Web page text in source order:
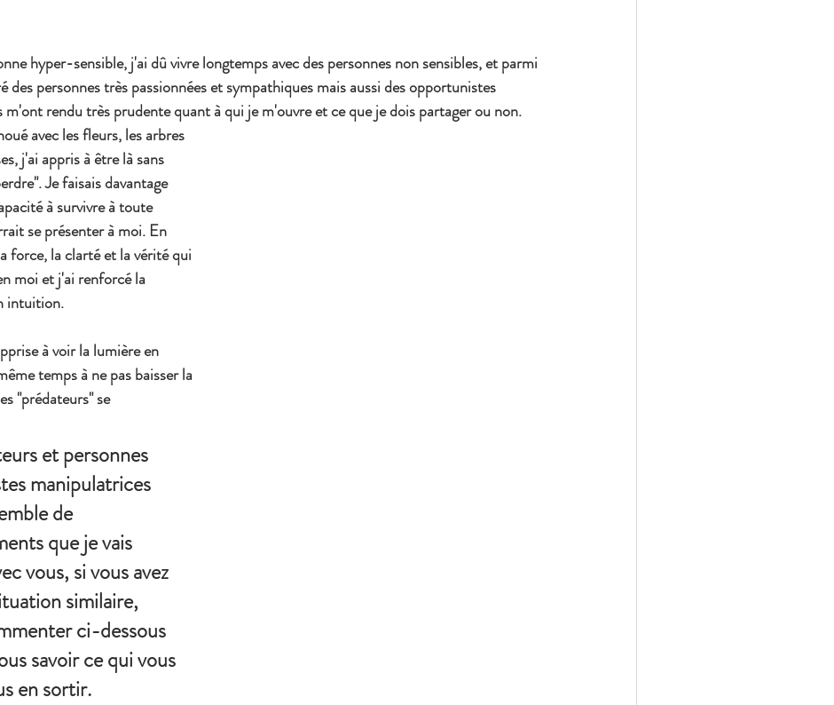
hyper-sensible, j'ai dû vivre longtemps avec des personnes non sensibles, et parmi
des personnes très passionnées et sympathiques mais aussi des opportunistes
m'ont rendu très prudente quant à qui je m'ouvre et ce que je dois partager ou non.
avec les fleurs, les arbres
j'ai appris à être là sans
Je faisais davantage
à survivre à toute
se présenter à moi. En
force, la clarté et la vérité qui
moi et j'ai renforcé la
intuition.
à voir la lumière en
temps à ne pas baisser la
"prédateurs" se
et personnes
manipulatrices
de
que je vais
vous, si vous avez
similaire,
ci-dessous
savoir ce qui vous
en sortir.